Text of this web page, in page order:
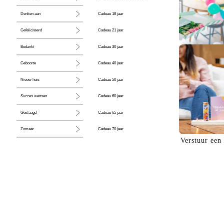
Denken aan
Gefeliciteerd
Bedankt
Geboorte
Nieuw huis
Succes wensen
Geslaagd
Zomaar
Cadeau 18 jaar
Cadeau 21 jaar
Cadeau 30 jaar
Cadeau 40 jaar
Cadeau 50 jaar
Cadeau 60 jaar
Cadeau 65 jaar
Cadeau 70 jaar
De perfecte
Verstuur een